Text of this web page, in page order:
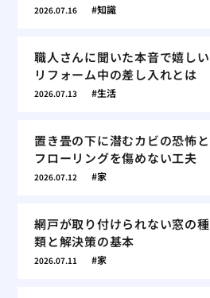
2026.07.16 知識
職人さんに聞いた本音で嬉しい
リフォーム中の差し入れとは
2026.07.13 生活
置き畳の下に潜むカビの恐怖と
フローリングを傷めない工夫
2026.07.12 家
網戸が取り付けられない窓の種
類と解決策の基本
2026.07.11 家